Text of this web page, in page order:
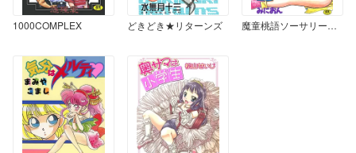
1000COMPLEX どきどき★リターンズ 魔童桃語ソーサリータ 1